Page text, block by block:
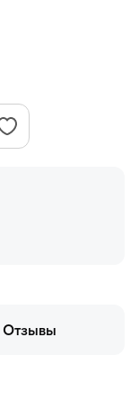
Отзывы